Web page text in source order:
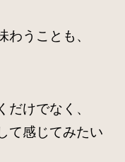
うことも、
だけでなく、
て感じてみたい